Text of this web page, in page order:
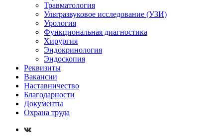
Травматология
Ультразвуковое исследование (УЗИ)
Урология
Функциональная диагностика
Хирургия
Эндокринология
Эндоскопия
Реквизиты
Вакансии
Наставничество
Благодарности
Документы
Охрана труда